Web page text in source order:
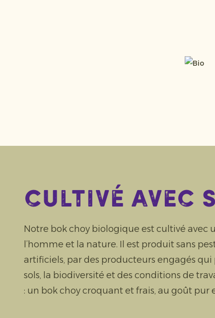
Cultivé avec
Notre bok choy biologique est cultivé avec
l’homme et la nature. Il est produit sans
artificiels, par des producteurs engagés
sols, la biodiversité et des conditions de
: un bok choy croquant et frais, au goût pur